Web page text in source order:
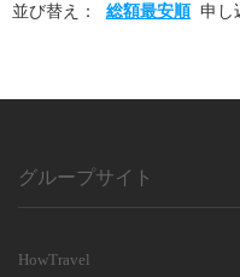
受取場所
必須
利用日数
利用日数
並び替え： 総額最安順 申し
グループサイト
HowTravel